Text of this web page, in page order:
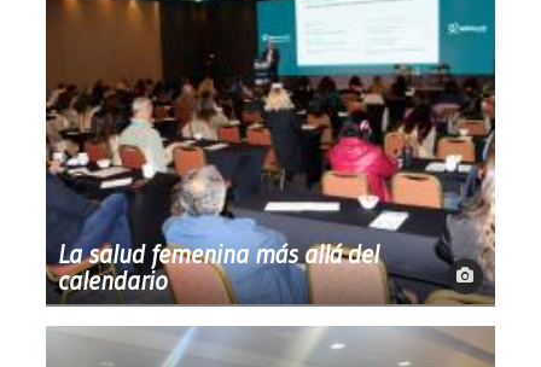
La salud femenina más allá del
calendario